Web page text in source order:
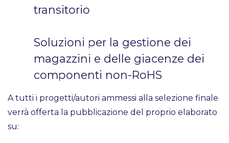
transitorio
Soluzioni per la gestione dei
magazzini e delle giacenze dei
componenti non-RoHS
A tutti i progetti/autori ammessi alla selezione finale
verrà offerta la pubblicazione del proprio elaborato
su: